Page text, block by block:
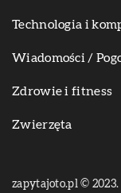
Technologia i
Wiadomości /
Zdrowie i fitness
Zwierzęta
zapytajoto.pl ©